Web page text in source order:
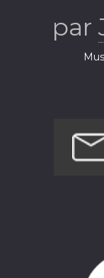
par